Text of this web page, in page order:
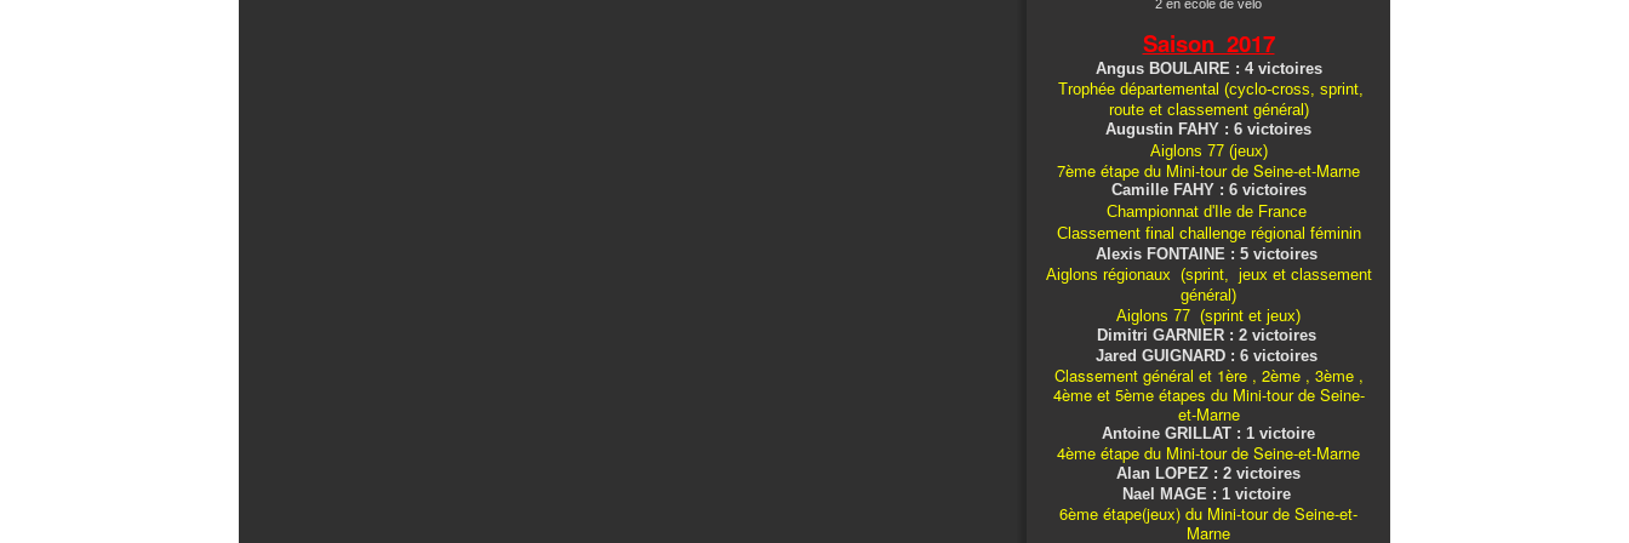
2 en école de vélo
Saison 2017
Angus BOULAIRE : 4 victoires
Trophée départemental (cyclo-cross, sprint,
route et classement général)
Augustin FAHY : 6 victoires
Aiglons 77 (jeux)
7ème étape du Mini-tour de Seine-et-Marne
Camille FAHY : 6 victoires
Championnat d'Ile de France
Classement final challenge régional féminin
Alexis FONTAINE : 5 victoires
Aiglons régionaux (sprint, jeux et classement
général)
Aiglons 77 (sprint et jeux)
Dimitri GARNIER : 2 victoires
Jared GUIGNARD : 6 victoires
Classement général et 1ère , 2ème , 3ème ,
4ème et 5ème étapes du Mini-tour de Seine-
et-Marne
Antoine GRILLAT : 1 victoire
4ème étape du Mini-tour de Seine-et-Marne
Alan LOPEZ : 2 victoires
Nael MAGE : 1 victoire
6ème étape(jeux) du Mini-tour de Seine-et-
Marne